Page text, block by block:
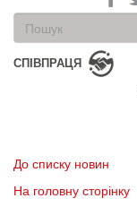
Пошукова
форма
Пошук
СПІВПРАЦЯ
До списку новин
На головну сторінку